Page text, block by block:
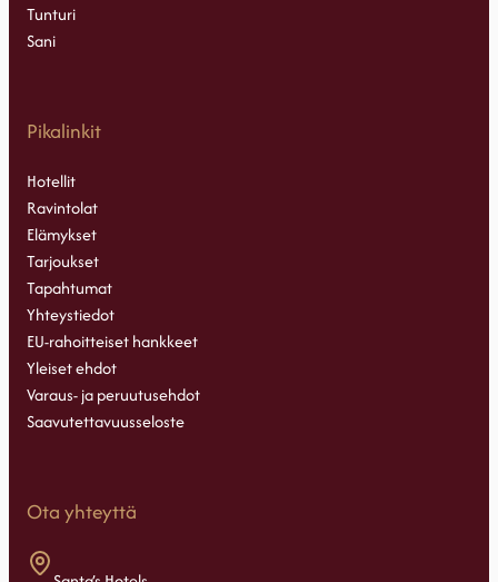
Tunturi
Sani
Pikalinkit
Hotellit
Ravintolat
Elämykset
Tarjoukset
Tapahtumat
Yhteystiedot
EU-rahoitteiset hankkeet
Yleiset ehdot
Varaus- ja peruutusehdot
Saavutettavuusseloste
Ota yhteyttä